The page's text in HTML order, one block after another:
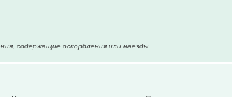
содержащие оскоpбления или наезды.